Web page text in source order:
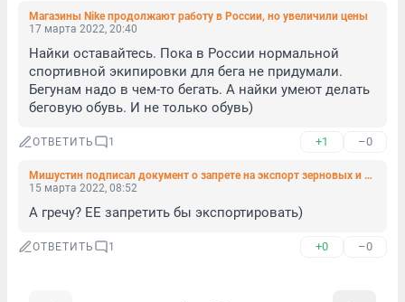
Магазины Nike продолжают работу в России, но увеличили цены
17 марта 2022, 20:40
Найки оставайтесь. Пока в России нормальной
спортивной экипировки для бега не придумали.
Бегунам надо в чем-то бегать. А найки умеют делать
беговую обувь. И не только обувь)
ОТВЕТИТЬ 1 +1 –0
Мишустин подписал документ о запрете на экспорт зерновых и сахара
15 марта 2022, 08:52
А гречу? ЕЕ запретить бы экспортировать)
ОТВЕТИТЬ 1 +0 –0